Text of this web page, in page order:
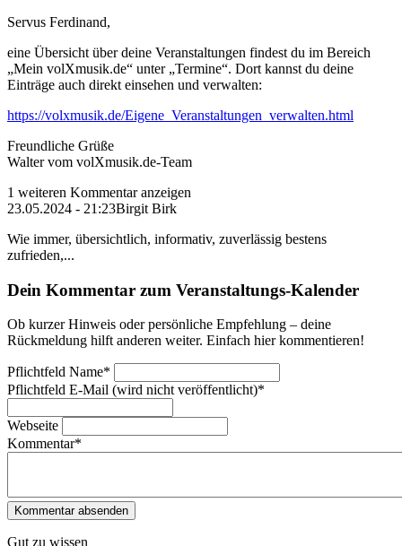
Servus Ferdinand,
eine Übersicht über deine Veranstaltungen findest du im Bereich
„Mein volXmusik.de“ unter „Termine“. Dort kannst du deine
Einträge auch direkt einsehen und verwalten:
https://volxmusik.de/Eigene_Veranstaltungen_verwalten.html
Freundliche Grüße
Walter vom volXmusik.de-Team
1 weiteren Kommentar anzeigen
23.05.2024 - 21:23Birgit Birk
Wie immer, übersichtlich, informativ, zuverlässig bestens
zufrieden,...
Dein Kommentar zum Veranstaltungs-Kalender
Ob kurzer Hinweis oder persönliche Empfehlung – deine
Rückmeldung hilft anderen weiter. Einfach hier kommentieren!
Pflichtfeld Name*
Pflichtfeld E-Mail (wird nicht veröffentlicht)*
Webseite
Kommentar*
Gut zu wissen